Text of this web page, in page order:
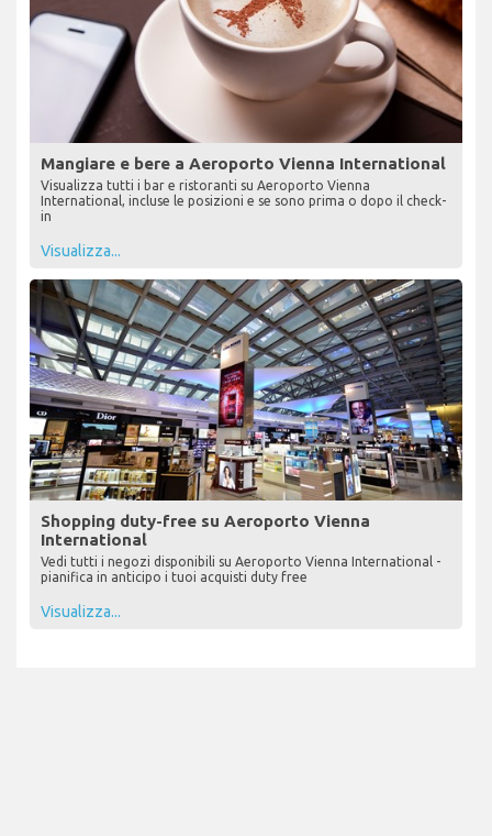
Mangiare e bere a Aeroporto Vienna International
Visualizza tutti i bar e ristoranti su Aeroporto Vienna
International, incluse le posizioni e se sono prima o dopo il check-
in
Visualizza...
Shopping duty-free su Aeroporto Vienna
International
Vedi tutti i negozi disponibili su Aeroporto Vienna International -
pianifica in anticipo i tuoi acquisti duty free
Visualizza...